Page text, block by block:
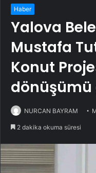
Haber
Yalova
Mustafa
Konut
dönüşümü
NURCAN BAYRAM
2 dakika okuma süresi